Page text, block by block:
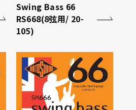
Swing Bass 66
RS668(8弦用/ 20-
105)